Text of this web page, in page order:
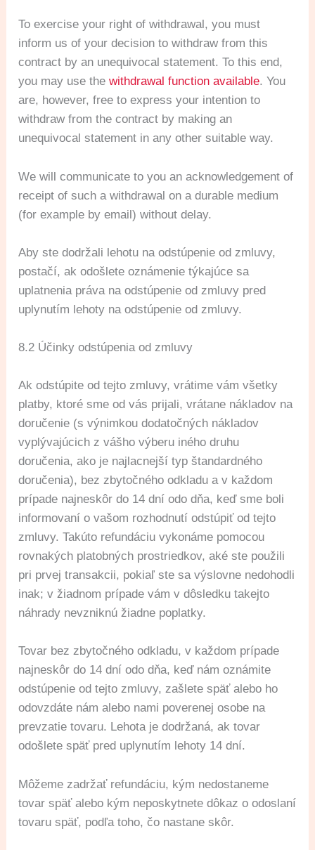
To exercise your right of withdrawal, you must
inform us of your decision to withdraw from this
contract by an unequivocal statement. To this end,
you may use thewithdrawal function available. You
are, however, free to express your intention to
withdraw from the contract by making an
unequivocal statement in any other suitable way.
We will communicate to you an acknowledgement of
receipt of such a withdrawal on a durable medium
(for example by email) without delay.
Aby ste dodržali lehotu na odstúpenie od zmluvy,
postačí, ak odošlete oznámenie týkajúce sa
uplatnenia práva na odstúpenie od zmluvy pred
uplynutím lehoty na odstúpenie od zmluvy.
8.2 Účinky odstúpenia od zmluvy
Ak odstúpite od tejto zmluvy, vrátime vám všetky
platby, ktoré sme od vás prijali, vrátane nákladov na
doručenie (s výnimkou dodatočných nákladov
vyplývajúcich z vášho výberu iného druhu
doručenia, ako je najlacnejší typ štandardného
doručenia), bez zbytočného odkladu a v každom
prípade najneskôr do 14 dní odo dňa, keď sme boli
informovaní o vašom rozhodnutí odstúpiť od tejto
zmluvy. Takúto refundáciu vykonáme pomocou
rovnakých platobných prostriedkov, aké ste použili
pri prvej transakcii, pokiaľ ste sa výslovne nedohodli
inak; v žiadnom prípade vám v dôsledku takejto
náhrady nevzniknú žiadne poplatky.
Tovar bez zbytočného odkladu, v každom prípade
najneskôr do 14 dní odo dňa, keď nám oznámite
odstúpenie od tejto zmluvy, zašlete späť alebo ho
odovzdáte nám alebo nami poverenej osobe na
prevzatie tovaru. Lehota je dodržaná, ak tovar
odošlete späť pred uplynutím lehoty 14 dní.
Môžeme zadržať refundáciu, kým nedostaneme
tovar späť alebo kým neposkytnete dôkaz o odoslaní
tovaru späť, podľa toho, čo nastane skôr.